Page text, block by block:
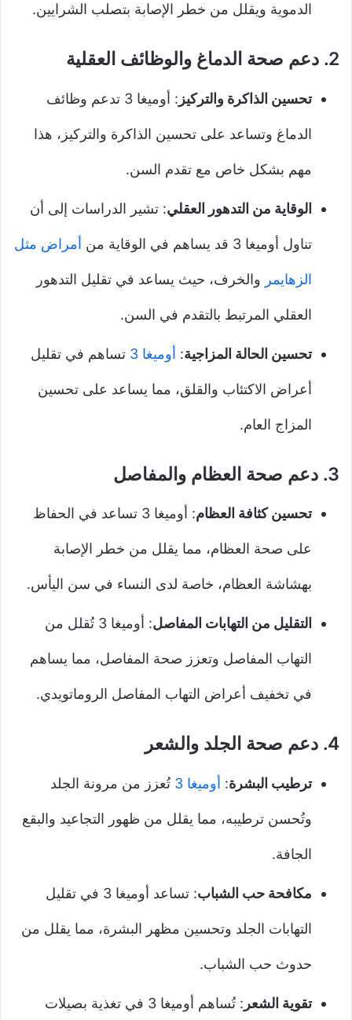
الدموية ويقلل من خطر الإصابة بتصلب الشرايين.
2. دعم صحة الدماغ والوظائف العقلية
تحسين الذاكرة والتركيز : أوميغا 3 تدعم وظائف
الدماغ وتساعد على تحسين الذاكرة والتركيز، هذا
مهم بشكل خاص مع تقدم السن.
الوقاية من التدهور العقلي: تشير الدراسات إلى أن
تناول أوميغا 3 قد يساهم في الوقاية من أمراض مثل
الزهايمر والخرف، حيث يساعد في تقليل التدهور
العقلي المرتبط بالتقدم في السن.
تحسين الحالة المزاجية: أوميغا 3 تساهم في تقليل
أعراض الاكتئاب والقلق، مما يساعد على تحسين
المزاج العام.
3. دعم صحة العظام والمفاصل
تحسين كثافة العظام : أوميغا 3 تساعد في الحفاظ
على صحة العظام، مما يقلل من خطر الإصابة
بهشاشة العظام، خاصة لدى النساء في سن اليأس.
التقليل من التهابات المفاصل : أوميغا 3 تُقلل من
التهاب المفاصل وتعزز صحة المفاصل، مما يساهم
في تخفيف أعراض التهاب المفاصل الروماتويدي.
4. دعم صحة الجلد والشعر
ترطيب البشرة: أوميغا 3 تُعزز من مرونة الجلد
وتُحسن ترطيبه، مما يقلل من ظهور التجاعيد والبقع
الجافة.
مكافحة حب الشباب : تساعد أوميغا 3 في تقليل
التهابات الجلد وتحسين مظهر البشرة، مما يقلل من
حدوث حب الشباب.
تقوية الشعر : تُساهم أوميغا 3 في تغذية بصيلات